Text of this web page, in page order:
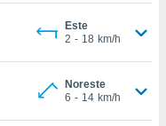
Este
2 - 18 km/h
Noreste
6 - 14 km/h